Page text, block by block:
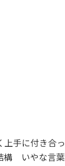
上手に付き合っ
構 いやな言葉